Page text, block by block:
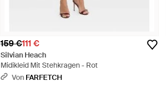
159 €111 €
Silvian Heach
Midikleid Mit Stehkragen - Rot
Von FARFETCH